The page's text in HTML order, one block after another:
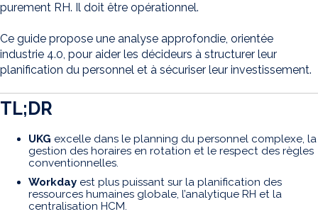
purement RH. Il doit être opérationnel.
Ce guide propose une analyse approfondie, orientée
industrie 4.0, pour aider les décideurs à structurer leur
planification du personnel et à sécuriser leur investissement.
TL;DR
UKG excelle dans le planning du personnel complexe, la
gestion des horaires en rotation et le respect des règles
conventionnelles.
Workday est plus puissant sur la planification des
ressources humaines globale, l’analytique RH et la
centralisation HCM.